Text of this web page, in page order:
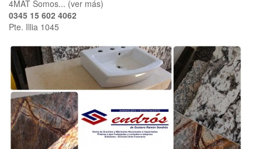
4MAT Somos... (ver más)
0345 15 602 4062
Pte. Illia 1045